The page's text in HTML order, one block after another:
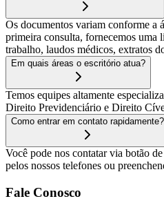
Os documentos variam conforme a
primeira consulta, fornecemos uma
trabalho, laudos médicos, extratos
Em quais áreas o escritório atua?
Temos equipes altamente
Direito Previdenciário e Direito
Como entrar em contato rapidamente?
Você pode nos contatar via botão
pelos nossos telefones ou
Fale Conosco